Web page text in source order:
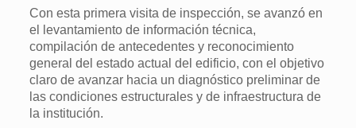
Con esta primera visita de inspección, se avanzó en
el levantamiento de información técnica,
compilación de antecedentes y reconocimiento
general del estado actual del edificio, con el objetivo
claro de avanzar hacia un diagnóstico preliminar de
las condiciones estructurales y de infraestructura de
la institución.